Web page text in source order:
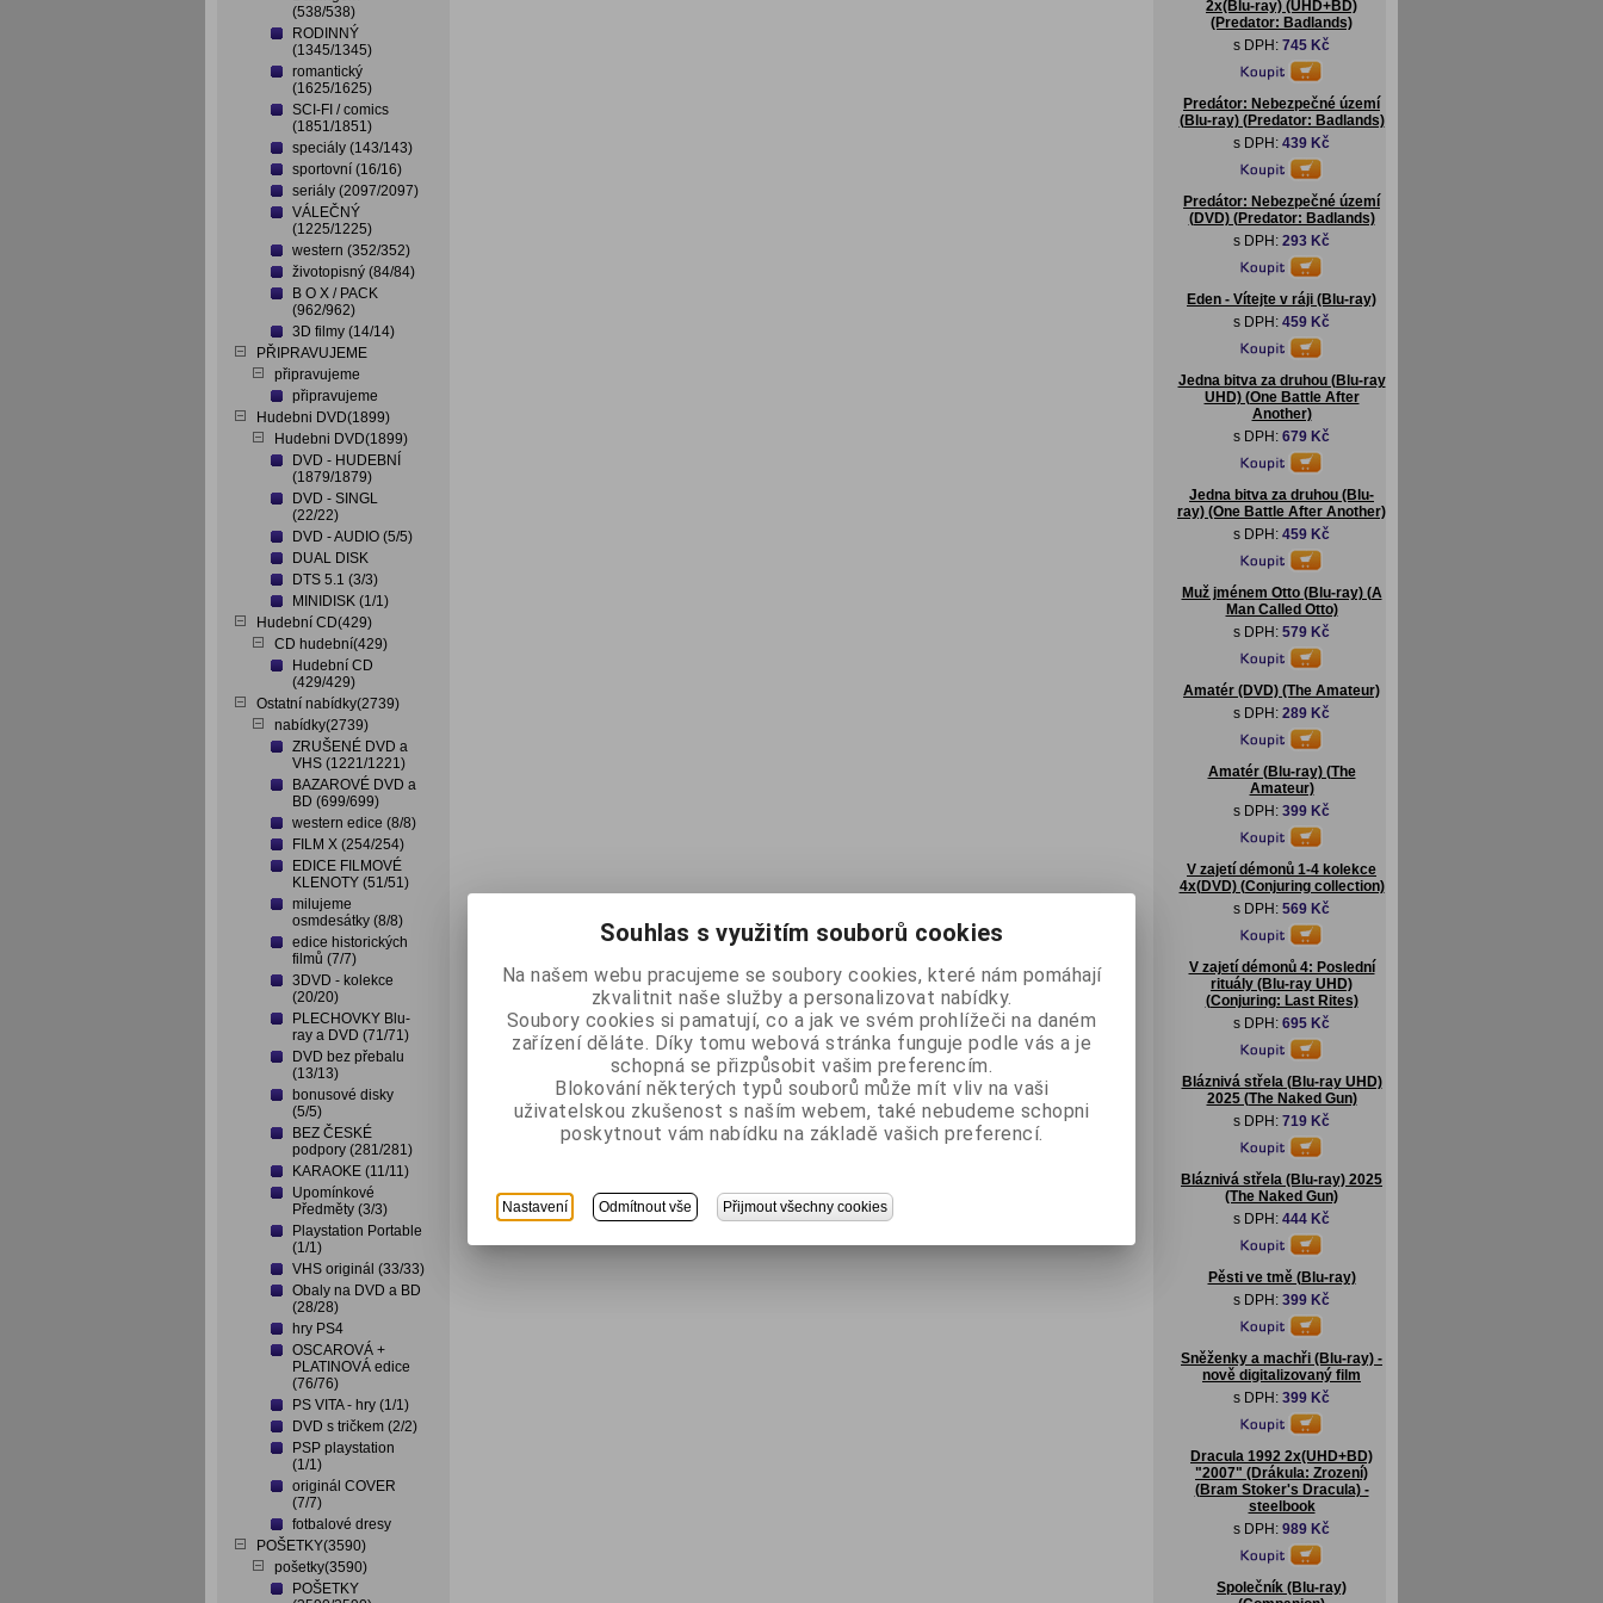
(538/538)
RODINNÝ
(1345/1345)
romantický
(1625/1625)
SCI-FI / comics
(1851/1851)
speciály (143/143)
sportovní (16/16)
seriály (2097/2097)
VÁLEČNÝ
(1225/1225)
western (352/352)
životopisný (84/84)
B O X / PACK
(962/962)
3D filmy (14/14)
PŘIPRAVUJEME
připravujeme
připravujeme
Hudebni DVD(1899)
Hudebni DVD(1899)
DVD - HUDEBNÍ
(1879/1879)
DVD - SINGL
(22/22)
DVD - AUDIO (5/5)
DUAL DISK
DTS 5.1 (3/3)
MINIDISK (1/1)
Hudební CD(429)
CD hudební(429)
Hudební CD
(429/429)
Ostatní nabídky(2739)
nabídky(2739)
ZRUŠENÉ DVD a
VHS (1221/1221)
BAZAROVÉ DVD a
BD (699/699)
western edice (8/8)
FILM X (254/254)
EDICE FILMOVÉ
KLENOTY (51/51)
milujeme
osmdesátky (8/8)
edice historických
filmů (7/7)
3DVD - kolekce
(20/20)
PLECHOVKY Blu-
ray a DVD (71/71)
DVD bez přebalu
(13/13)
bonusové disky
(5/5)
BEZ ČESKÉ
podpory (281/281)
KARAOKE (11/11)
Upomínkové
Předměty (3/3)
Playstation Portable
(1/1)
VHS originál (33/33)
Obaly na DVD a BD
(28/28)
hry PS4
OSCAROVÁ +
PLATINOVÁ edice
(76/76)
PS VITA - hry (1/1)
DVD s tričkem (2/2)
PSP playstation
(1/1)
originál COVER
(7/7)
fotbalové dresy
POŠETKY(3590)
pošetky(3590)
POŠETKY
2x(Blu-ray) (UHD+BD)
(Predator: Badlands)
s DPH: 745 Kč
Predátor: Nebezpečné území
(Blu-ray) (Predator: Badlands)
s DPH: 439 Kč
Predátor: Nebezpečné území
(DVD) (Predator: Badlands)
s DPH: 293 Kč
Eden - Vítejte v ráji (Blu-ray)
s DPH: 459 Kč
Jedna bitva za druhou (Blu-ray
UHD) (One Battle After
Another)
s DPH: 679 Kč
Jedna bitva za druhou (Blu-
ray) (One Battle After Another)
s DPH: 459 Kč
Muž jménem Otto (Blu-ray) (A
Man Called Otto)
s DPH: 579 Kč
Amatér (DVD) (The Amateur)
s DPH: 289 Kč
Amatér (Blu-ray) (The
Amateur)
s DPH: 399 Kč
V zajetí démonů 1-4 kolekce
4x(DVD) (Conjuring collection)
s DPH: 569 Kč
V zajetí démonů 4: Poslední
rituály (Blu-ray UHD)
(Conjuring: Last Rites)
s DPH: 695 Kč
Bláznivá střela (Blu-ray UHD)
2025 (The Naked Gun)
s DPH: 719 Kč
Bláznivá střela (Blu-ray) 2025
(The Naked Gun)
s DPH: 444 Kč
Pěsti ve tmě (Blu-ray)
s DPH: 399 Kč
Sněženky a machři (Blu-ray) -
nově digitalizovaný film
s DPH: 399 Kč
Dracula 1992 2x(UHD+BD)
"2007" (Drákula: Zrození)
(Bram Stoker's Dracula) -
steelbook
s DPH: 989 Kč
Společník (Blu-ray)
Souhlas s využitím souborů cookies
Na našem webu pracujeme se soubory cookies, které nám pomáhají
zkvalitnit naše služby a personalizovat nabídky.
Soubory cookies si pamatují, co a jak ve svém prohlížeči na daném
zařízení děláte. Díky tomu webová stránka funguje podle vás a je
schopná se přizpůsobit vašim preferencím.
Blokování některých typů souborů může mít vliv na vaši
uživatelskou zkušenost s naším webem, také nebudeme schopni
poskytnout vám nabídku na základě vašich preferencí.
Nastavení Odmítnout vše Přijmout všechny cookies